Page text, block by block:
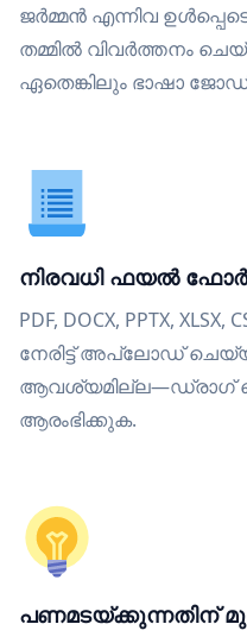
ജർമ്മൻ എന്നിവ
തമ്മിൽ വിവർത്തനം
ഏതെങ്കിലും ഭാഷാ
നിരവധി ഫയൽ
PDF, DOCX, PPTX,
നേരിട്ട് അപ്‌ലോഡ്
ആവശ്യമില്ല—ഡ്രാഗ്
ആരംഭിക്കുക.
പണമടയ്ക്കുന്നതിന്